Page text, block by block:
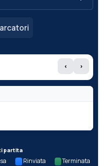
‹ ›
partita
Rinviata Terminata